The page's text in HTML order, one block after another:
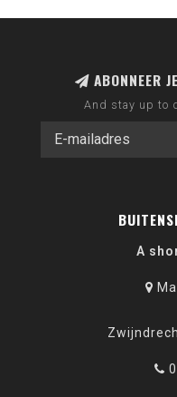
ABONNEER
And stay up to
A